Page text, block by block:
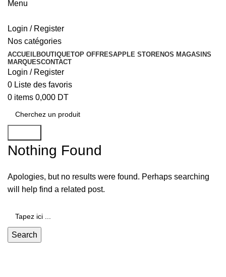
Menu
Login / Register
Nos catégories
ACCUEILBOUTIQUETOP OFFRESAPPLE STORENOS MAGASINS
MARQUESCONTACT
Login / Register
0 Liste des favoris
0 items 0,000 DT
Nothing Found
Apologies, but no results were found. Perhaps searching
will help find a related post.
Search